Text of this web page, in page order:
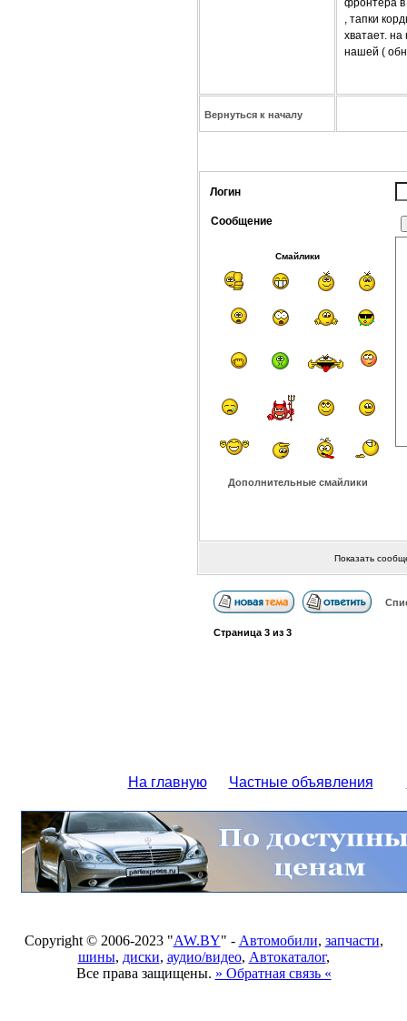
фронтера в
, тапки
хватает.
нашей (
Вернуться к началу
Логин
Сообщение
Смайлики
Дополнительные смайлики
Показать
Страница 3из 3
На главную Частные объявления
Copyright © 2006-2023 "AW.BY" - Автомобили, запчасти,
шины, диски, аудио/видео, Автокаталог,
Все права защищены. » Обратная связь «